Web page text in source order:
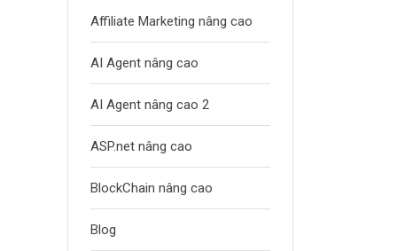
Affiliate Marketing nâng cao
AI Agent nâng cao
AI Agent nâng cao 2
ASP.net nâng cao
BlockChain nâng cao
Blog